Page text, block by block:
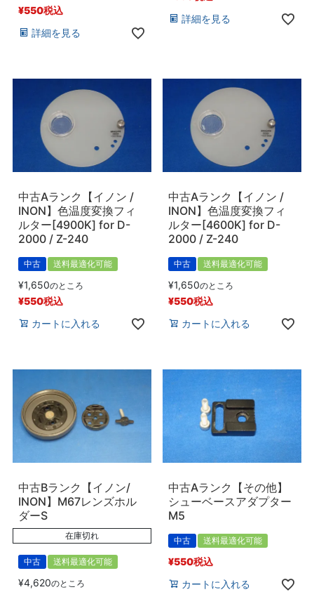
¥550税込
詳細を見る
詳細を見る
中古Aランク【イノン /
INON】色温度変換フィ
ルター[4900K] for D-
2000 / Z-240
中古 送料最適化可能
¥1,650のところ
¥550税込
カートに入れる
中古Aランク【イノン /
INON】色温度変換フィ
ルター[4600K] for D-
2000 / Z-240
中古 送料最適化可能
¥1,650のところ
¥550税込
カートに入れる
中古Bランク【イノン/
INON】M67レンズホル
ダーS
在庫切れ
中古 送料最適化可能
¥4,620のところ
中古Aランク【その他】
シューベースアダプター
M5
中古 送料最適化可能
¥550税込
カートに入れる